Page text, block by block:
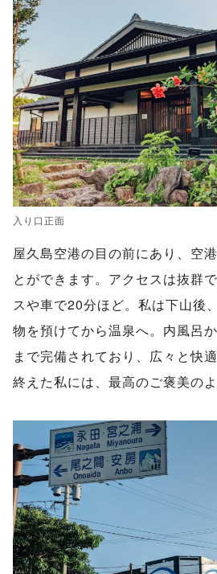
入り口正面
屋久島空港の目の前にあり、空
とができます。アクセスは抜群
スや車で20分ほど。私は下山後
物を預けてから温泉へ。内風呂
まで完備されており、広々と快
終えた私には、最高のご褒美の